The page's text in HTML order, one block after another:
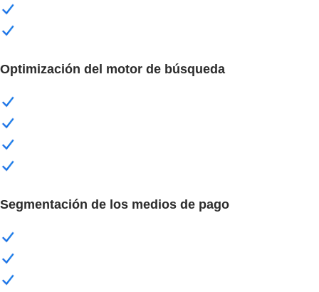
Optimización del motor de búsqueda
Segmentación de los medios de pago